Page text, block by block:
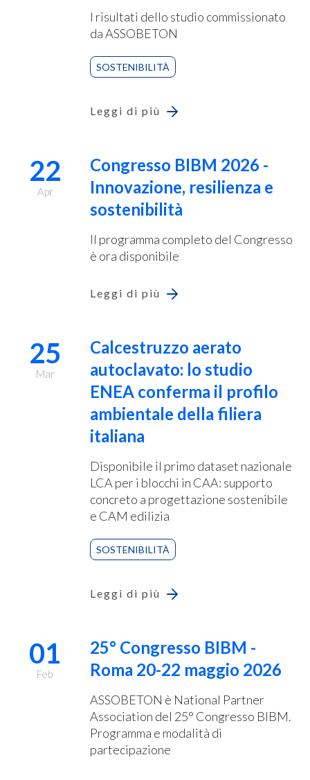
I risultati dello studio commissionato
da ASSOBETON
SOSTENIBILITÀ
Leggi di più
22
Apr
Congresso BIBM 2026 -
Innovazione, resilienza e
sostenibilità
Il programma completo del Congresso
è ora disponibile
Leggi di più
25
Mar
Calcestruzzo aerato
autoclavato: lo studio
ENEA conferma il profilo
ambientale della filiera
italiana
Disponibile il primo dataset nazionale
LCA per i blocchi in CAA: supporto
concreto a progettazione sostenibile
e CAM edilizia
SOSTENIBILITÀ
Leggi di più
01
Feb
25° Congresso BIBM -
Roma 20-22 maggio 2026
ASSOBETON è National Partner
Association del 25° Congresso BIBM.
Programma e modalità di
partecipazione